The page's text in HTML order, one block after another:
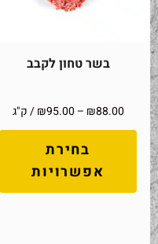
בשר טחון לקבב
₪88.00
–
₪95.00 / ק"ג
בחירת
אפשרויות